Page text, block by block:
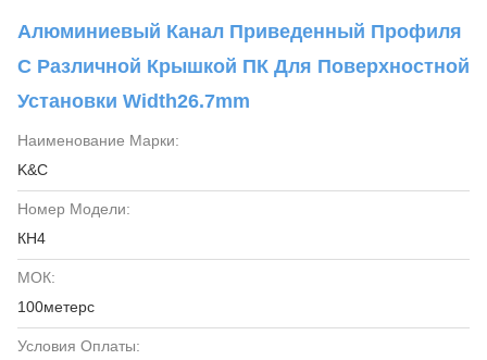
Алюминиевый Канал Приведенный Профиля
С Различной Крышкой ПК Для Поверхностной
Установки Width26.7mm
Наименование Марки:
K&C
Номер Модели:
КН4
МОК:
100метерс
Условия Оплаты: